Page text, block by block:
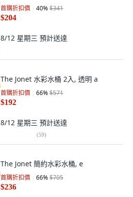
首購折扣價 40%$341
$204
8/12 星期三 預計送達
The Jonet 水彩水桶 2入, 透明 a
首購折扣價 66%$571
$192
8/12 星期三 預計送達
(59)
The Jonet 簡約水彩水桶, e
首購折扣價 66%$705
$236